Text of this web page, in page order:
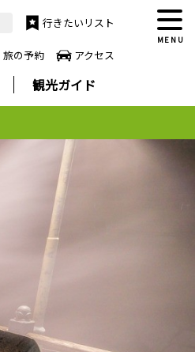
MENU
旅の予約 アクセス
行きたいリスト
観光ガイド